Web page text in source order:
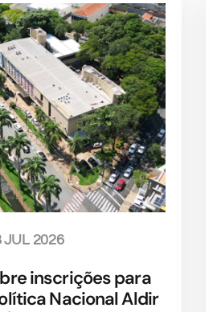
JUL 2026
inscrições para
Nacional Aldir